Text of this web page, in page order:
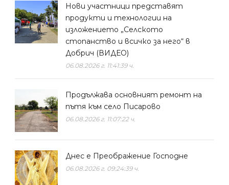
Нови участници представят
продукти и технологии на
изложението „Селското
стопанство и всичко за него“ в
Добрич (ВИДЕО)
06.08.2026 г. 11:41:39 ч.
Продължава основният ремонт на
пътя към село Писарово
06.08.2026 г. 11:07:22 ч.
Днес е Преображение Господне
06.08.2026 г. 09:24:39 ч.